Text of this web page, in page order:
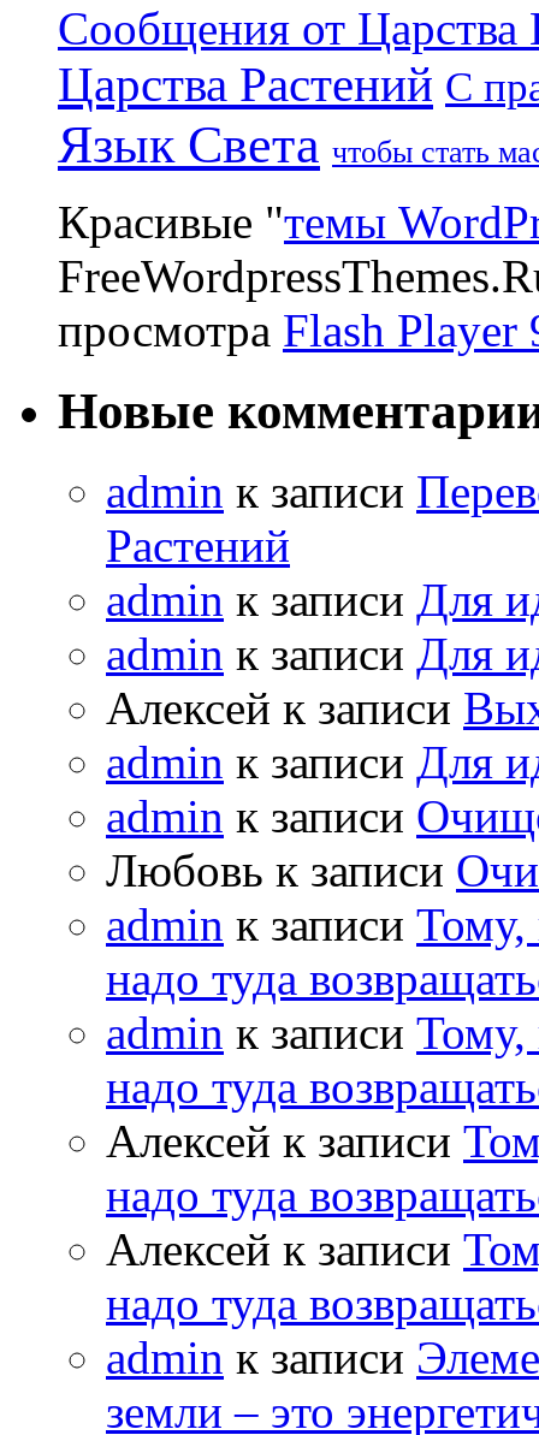
Сообщения от Царства
Царства Растений С
Язык Света чтобы стать
Красивые "темы
просмотра Flash Player
Новые
admin к записи
Растений
admin к записи Для
admin к записи Для
Алексей к записи
admin к записи Для
admin к записи
Любовь к записи
admin к записи Тому,
надо туда
admin к записи Тому,
надо туда
Алексей к записи
надо туда
Алексей к записи
надо туда
admin к записи
земли – это